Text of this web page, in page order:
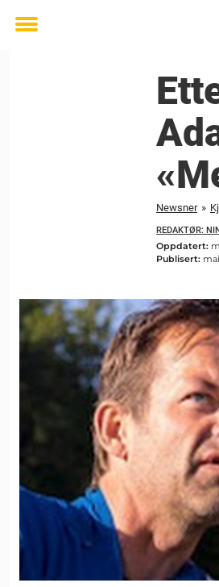
Toggle
Newsner »
REDAKTØR:
Oppdatert:
Publisert: